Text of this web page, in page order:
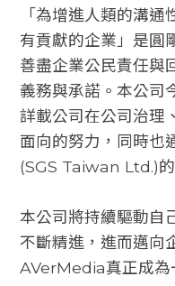
「為增進人類的溝
有貢獻的企業」是圓
善盡企業公民責任與
義務與承諾。本公司
詳載公司在公司治理
面向的努力，同時也
(SGS Taiwan Ltd.)的
本公司將持續驅動自
不斷精進，進而邁向
AVerMedia真正成為